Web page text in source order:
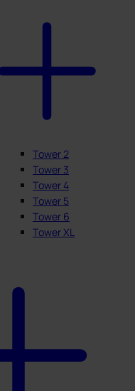
Tower 2
Tower 3
Tower 4
Tower 5
Tower 6
Tower XL